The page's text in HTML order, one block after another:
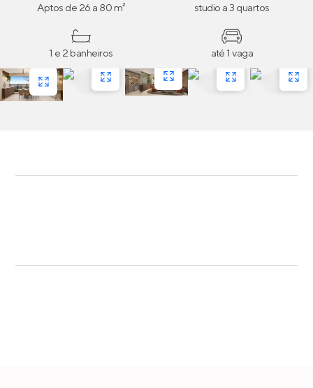
Aptos de 26 a 80 m² studio a 3 quartos
1 e 2 banheiros até 1 vaga